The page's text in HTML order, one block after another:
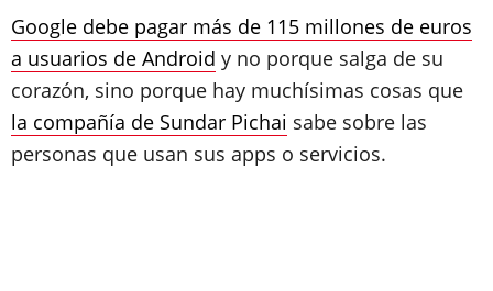
Google debe pagar más de 115 millones de euros
a usuarios de Android y no porque salga de su
corazón, sino porque hay muchísimas cosas que
la compañía de Sundar Pichai sabe sobre las
personas que usan sus apps o servicios.